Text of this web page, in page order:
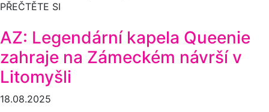
PŘEČTĚTE SI
AZ: Legendární kapela Queenie
zahraje na Zámeckém návrší v
Litomyšli
18.08.2025